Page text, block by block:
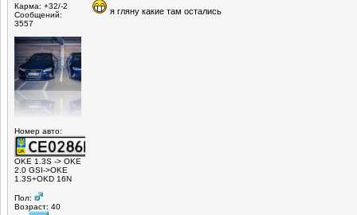
Карма: +32/-2
Сообщений:
3557
Номер авто:
OKE 1.3S -> OKE
2.0 GSI->OKE
1.3S+OKD 16N
Пол:
Возраст: 40
я гляну какие там остались